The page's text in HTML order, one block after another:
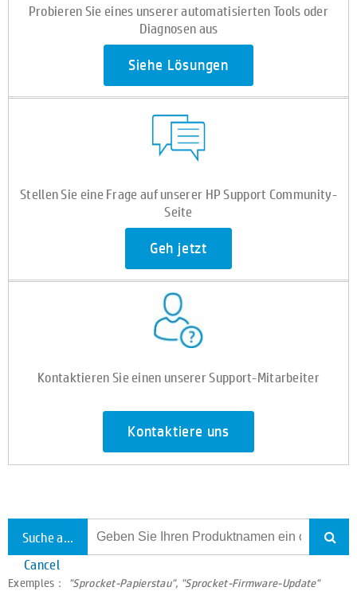
Probieren Sie eines unserer automatisierten Tools oder
Diagnosen aus
Siehe Lösungen
Stellen Sie eine Frage auf unserer HP Support Community-
Seite
Geh jetzt
Kontaktieren Sie einen unserer Support-Mitarbeiter
Kontaktiere uns
Suche alle Unterstützung
Cancel
Exemples： "Sprocket-Papierstau", "Sprocket-Firmware-Update"